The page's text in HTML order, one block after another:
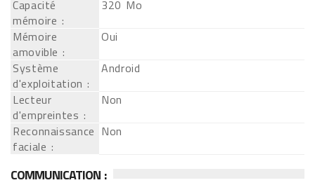
Capacité
mémoire :
320 Mo
Mémoire
amovible :
Oui
Système
d'exploitation :
Android
Lecteur
d'empreintes :
Non
Reconnaissance
faciale :
Non
COMMUNICATION :